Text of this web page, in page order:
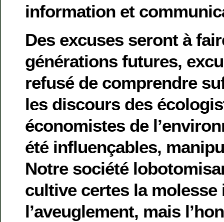
information et
Des excuses seront à
générations futures,
refusé de comprendre
les discours des
économistes de
été influençables,
Notre société
cultive certes la molesse
l’aveuglement, mais